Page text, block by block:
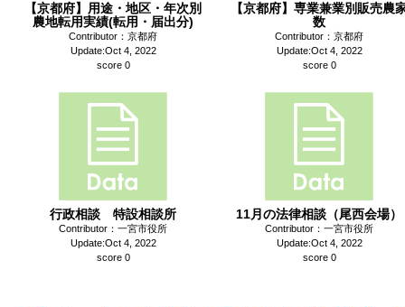
【京都府】用途・地区・年次別
農地転用実績(転用・届出分)
Contributor：京都府
Update:Oct 4, 2022
score 0
【京都府】専業兼業別販売農
数
Contributor：京都府
Update:Oct 4, 2022
score 0
行政相談 特設相談所
Contributor：一宮市役所
Update:Oct 4, 2022
score 0
11月の法律相談（尾西会場）
Contributor：一宮市役所
Update:Oct 4, 2022
score 0